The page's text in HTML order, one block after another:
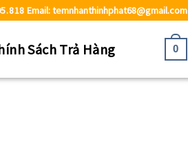
Email: temnhanthinhphat68@gmail.com
Sách Trả Hàng 0